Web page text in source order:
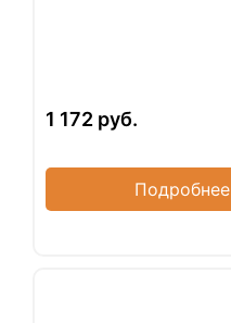
1 172 руб.
Подробнее